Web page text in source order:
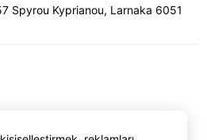
Spyrou Kyprianou, Larnaka 6051